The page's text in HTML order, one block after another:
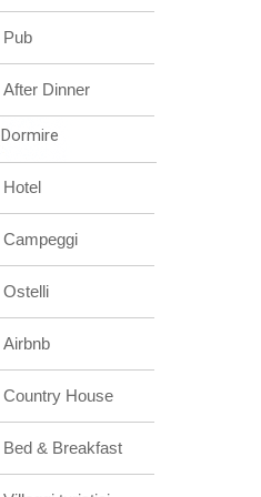
Pub
After Dinner
Dormire
Hotel
Campeggi
Ostelli
Airbnb
Country House
Bed & Breakfast